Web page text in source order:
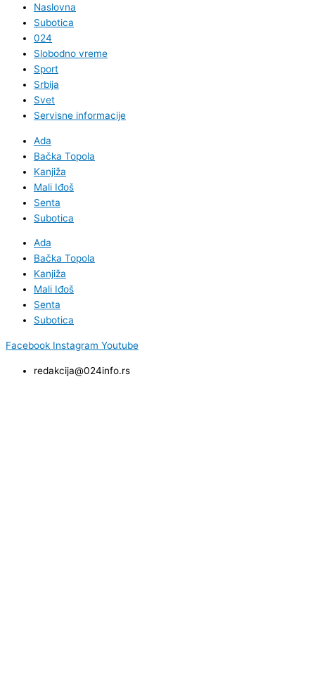
Naslovna
Subotica
024
Slobodno vreme
Sport
Srbija
Svet
Servisne informacije
Ada
Bačka Topola
Kanjiža
Mali Iđoš
Senta
Subotica
Ada
Bačka Topola
Kanjiža
Mali Iđoš
Senta
Subotica
Facebook Instagram Youtube
redakcija@024info.rs